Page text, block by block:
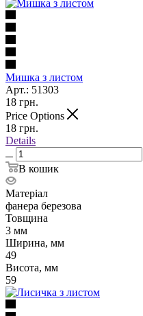
Мишка з листом
Арт.: 51303
18 грн.
Price Options
18 грн.
Details
В кошик
Матеріал
фанера березова
Товщина
3 мм
Ширина, мм
49
Висота, мм
59